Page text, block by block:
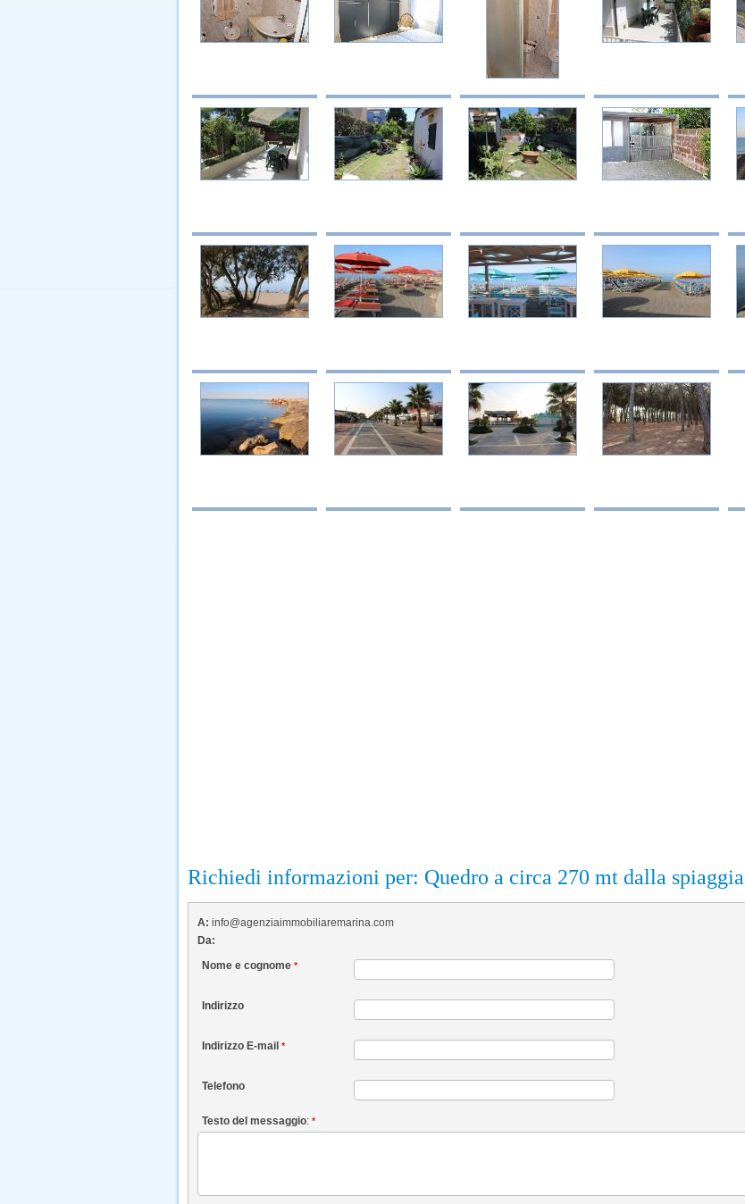
Richiedi informazioni per: Quedro a circa 270 mt dalla spiaggia
A: info@agenziaimmobiliaremarina.com
Da:
Nome e cognome*
Indirizzo
Indirizzo E-mail *
Telefono
Testo del messaggio: *